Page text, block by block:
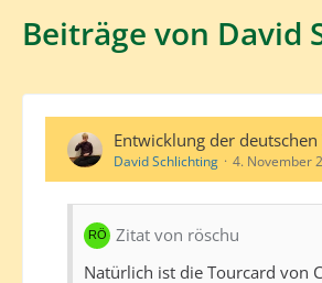
Beiträge von David
Entwicklung der
David Schlichting 4. November
Zitat von röschu
Natürlich ist die Tourcard von